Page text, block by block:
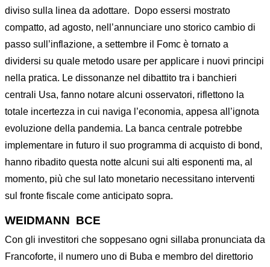
diviso sulla linea da adottare.
Dopo essersi mostrato
compatto, ad agosto, nell’annunciare uno storico cambio di
passo sull’inflazione, a settembre il Fomc è tornato a
dividersi su quale metodo usare per applicare i nuovi principi
nella pratica. Le dissonanze nel dibattito tra i banchieri
centrali Usa, fanno notare alcuni osservatori, riflettono la
totale incertezza in cui naviga l’economia, appesa all’ignota
evoluzione della pandemia. La banca centrale potrebbe
implementare in futuro il suo programma di acquisto di bond,
hanno ribadito questa notte alcuni sui alti esponenti ma, al
momento, più che sul lato monetario necessitano interventi
sul fronte fiscale come anticipato sopra.
WEIDMANN BCE
Con gli investitori che soppesano ogni sillaba pronunciata da
Francoforte, il numero uno di Buba e membro del direttorio